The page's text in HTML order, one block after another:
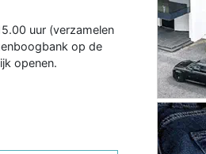
uur (verzamelen
op de
openen.